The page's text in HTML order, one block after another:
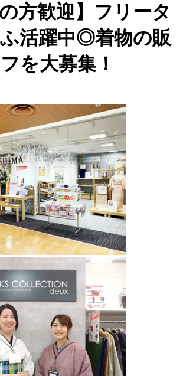
の方歓迎】フリータ
活躍中◎着物の販
を大募集！